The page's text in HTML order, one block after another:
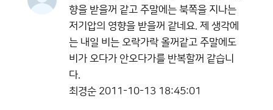
향을 받을꺼 같고 주말에는 북쪽을 지나는
저기압의 영향을 받을꺼 같네요. 제 생각에
는 내일 비는 오락가락 올꺼같고 주말에도
비가 오다가 안오다가를 반복할꺼 같습니
다.
최경순 2011-10-13 18:45:01